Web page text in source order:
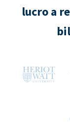
lucro a